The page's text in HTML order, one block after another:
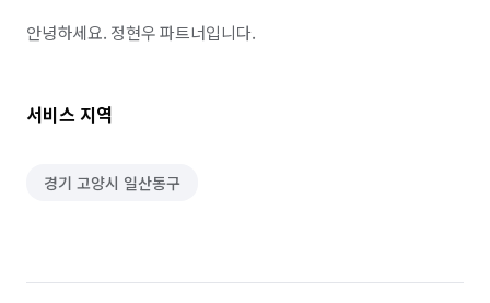
안녕하세요. 정현우 파트너입니다.
서비스 지역
경기 고양시 일산동구